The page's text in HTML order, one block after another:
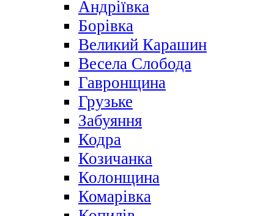
Андріївка
Борівка
Великий Карашин
Весела Слобода
Гавронщина
Грузьке
Забуяння
Кодра
Козичанка
Колонщина
Комарівка